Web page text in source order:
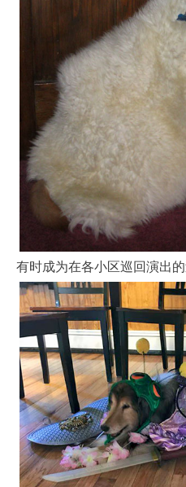
有时成为在各小区巡回演出的